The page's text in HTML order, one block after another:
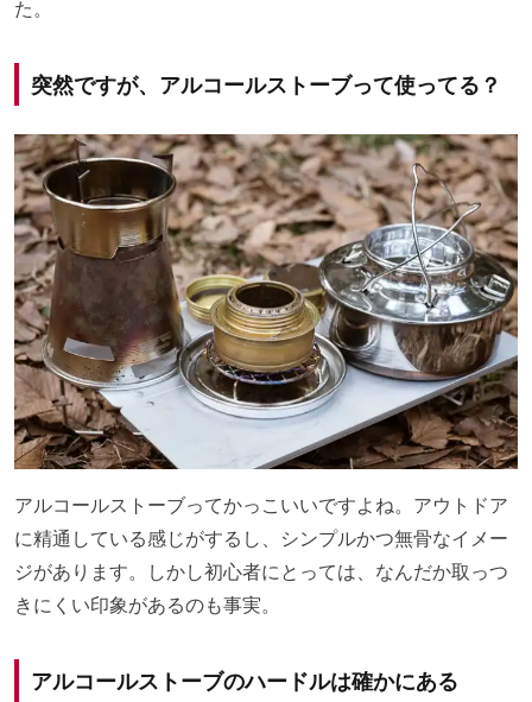
た。
突然ですが、アルコールストーブって使ってる？
アルコールストーブってかっこいいですよね。アウトドア
に精通している感じがするし、シンプルかつ無骨なイメー
ジがあります。しかし初心者にとっては、なんだか取っつ
きにくい印象があるのも事実。
アルコールストーブのハードルは確かにある